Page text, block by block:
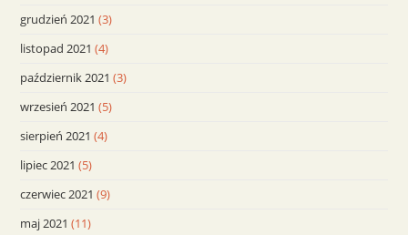
grudzień 2021 (3)
listopad 2021 (4)
październik 2021 (3)
wrzesień 2021 (5)
sierpień 2021 (4)
lipiec 2021 (5)
czerwiec 2021 (9)
maj 2021 (11)